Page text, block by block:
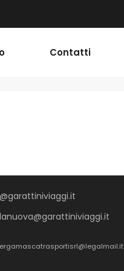
Contatti
bergamascatrasportisrl@legalmail.it